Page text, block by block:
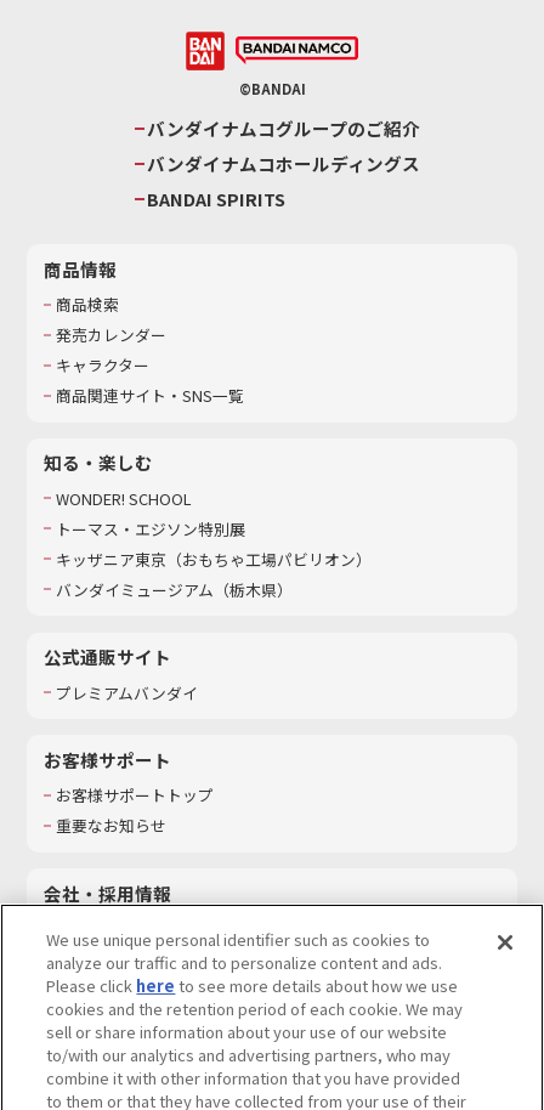
©BANDAI
バンダイナムコグループのご紹介
バンダイナムコホールディングス
BANDAI SPIRITS
商品情報
商品検索
発売カレンダー
キャラクター
商品関連サイト・SNS一覧
知る・楽しむ
WONDER! SCHOOL
トーマス・エジソン特別展
キッザニア東京（おもちゃ工場パビリオン）​
バンダイミュージアム（栃木県）
公式通販サイト
プレミアムバンダイ
お客様サポート
お客様サポートトップ
重要なお知らせ
会社・採用情報
採用情報
サステナビリティ
お問い合わせ
We use unique personal identifier such as cookies to
analyze our traffic and to personalize content and ads.
Please click here to see more details about how we use
cookies and the retention period of each cookie. We may
sell or share information about your use of our website
to/with our analytics and advertising partners, who may
combine it with other information that you have provided
to them or that they have collected from your use of their